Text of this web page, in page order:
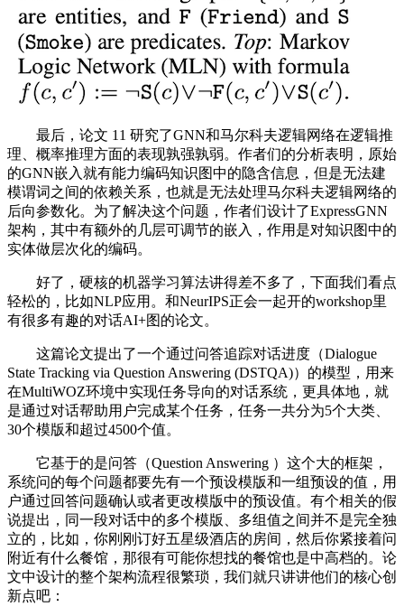
最后，论文 11 研究了GNN和马尔科夫逻辑网络在逻辑推
理、概率推理方面的表现孰强孰弱。作者们的分析表明，原始
的GNN嵌入就有能力编码知识图中的隐含信息，但是无法建
模谓词之间的依赖关系，也就是无法处理马尔科夫逻辑网络的
后向参数化。为了解决这个问题，作者们设计了ExpressGNN
架构，其中有额外的几层可调节的嵌入，作用是对知识图中的
实体做层次化的编码。
好了，硬核的机器学习算法讲得差不多了，下面我们看点
轻松的，比如NLP应用。和NeurIPS正会一起开的workshop里
有很多有趣的对话AI+图的论文。
这篇论文提出了一个通过问答追踪对话进度（Dialogue
State Tracking via Question Answering (DSTQA)）的模型，用来
在MultiWOZ环境中实现任务导向的对话系统，更具体地，就
是通过对话帮助用户完成某个任务，任务一共分为5个大类、
30个模版和超过4500个值。
它基于的是问答（Question Answering ）这个大的框架，
系统问的每个问题都要先有一个预设模版和一组预设的值，用
户通过回答问题确认或者更改模版中的预设值。有个相关的假
说提出，同一段对话中的多个模版、多组值之间并不是完全独
立的，比如，你刚刚订好五星级酒店的房间，然后你紧接着问
附近有什么餐馆，那很有可能你想找的餐馆也是中高档的。论
文中设计的整个架构流程很繁琐，我们就只讲讲他们的核心创
新点吧：